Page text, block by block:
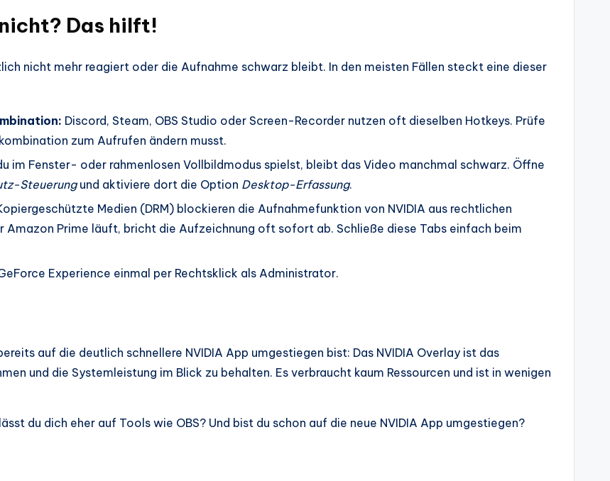
Das hilft!
nicht mehr reagiert oder die Aufnahme schwarz bleibt. In den meisten Fällen steckt eine dieser
Discord, Steam, OBS Studio oder Screen-Recorder nutzen oft dieselben Hotkeys. Prüfe
zum Aufrufen ändern musst.
im Fenster- oder rahmenlosen Vollbildmodus spielst, bleibt das Video manchmal schwarz. Öffne
Steuerungund aktiviere dort die Option Desktop-Erfassung.
Medien (DRM) blockieren die Aufnahmefunktion von NVIDIA aus rechtlichen
Amazon Prime läuft, bricht die Aufzeichnung oft sofort ab. Schließe diese Tabs einfach beim
Experience einmal per Rechtsklick als Administrator.
auf die deutlich schnellere NVIDIA App umgestiegen bist: Das NVIDIA Overlay ist das
und die Systemleistung im Blick zu behalten. Es verbraucht kaum Ressourcen und ist in wenigen
du dich eher auf Tools wie OBS? Und bist du schon auf die neue NVIDIA App umgestiegen?